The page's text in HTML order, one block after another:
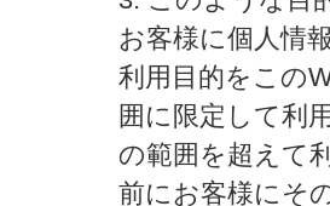
お客様に個人情
利用目的をこの
囲に限定して利
の範囲を超えて
前にお客様にそ